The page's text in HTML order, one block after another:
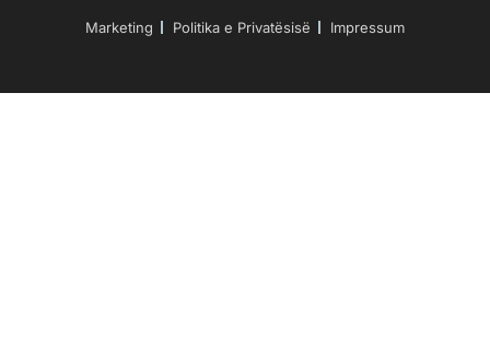
Marketing Politika e Privatësisë Impressum